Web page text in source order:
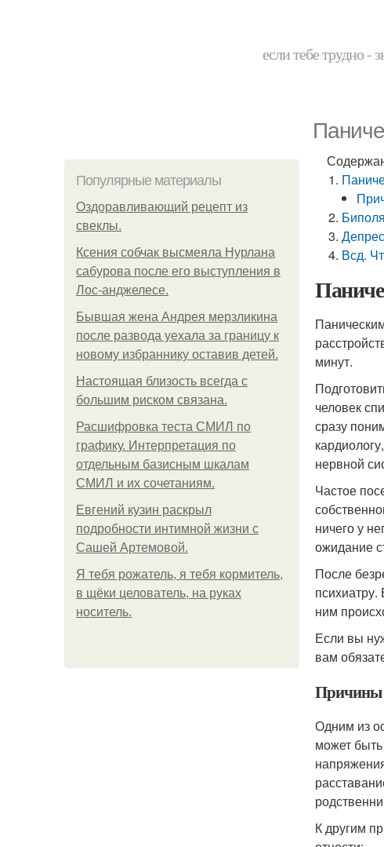
если тебе трудно -
Популярные материалы
Оздоравливающий рецепт из
свеклы.
Ксения собчак высмеяла Нурлана
сабурова после его выступления в
Лос-анджелесе.
Бывшая жена Андрея мерзликина
после развода уехала за границу к
новому избраннику оставив детей.
Hacтоящая близость всегда с
большим риском связана.
Расшифровка теста СМИЛ по
графику. Интерпретация по
отдельным базисным шкалам
СМИЛ и их сочетаниям.
Евгений кузин раскрыл
подробности интимной жизни с
Сашей Артемовой.
Я тебя рожатель, я тебя кормитель,
в щёки целователь, на руках
носитель.
Всд.
минут.
человек
сразу
нервной
Частое
ничего у
ожидание
После
ним
Если вы
вам
Причины
Одним из
может
К другим